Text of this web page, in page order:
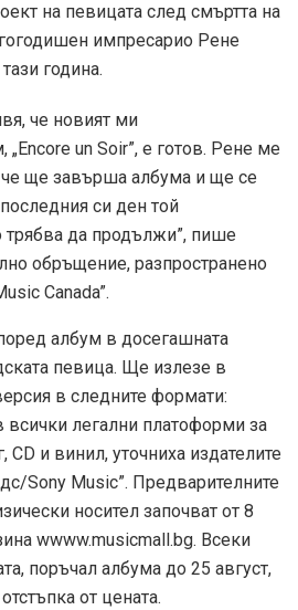
на певицата след смъртта на
импресарио Рене
година.
че новият ми
un Soir”, е готов. Рене ме
ще завърша албума и ще се
си ден той
трябва да продължи”, пише
обръщение, разпространено
Canada”.
албум в досегашната
певица. Ще излезе в
в следните формати:
всички легални платоформи за
и винил, уточниха издателите
Sony Music”. Предварителните
носител започват от 8
wwww.musicmall.bg. Всеки
поръчал албума до 25 август,
от цената.